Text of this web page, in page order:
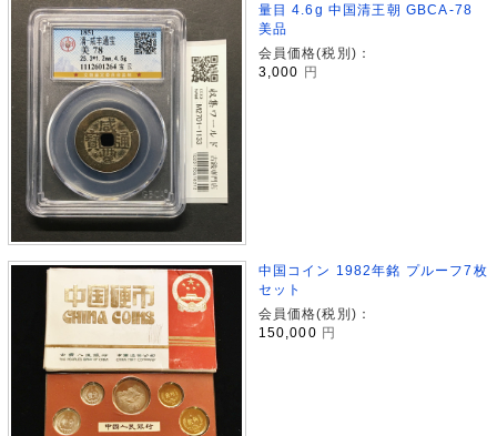
量目 4.6g 中国清王朝 GBCA-78
美品
会員価格(税別)：
3,000
円
中国コイン 1982年銘 プルーフ7枚
セット
会員価格(税別)：
150,000 円